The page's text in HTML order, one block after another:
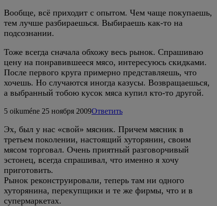
Вообще, всё приходит с опытом. Чем чаще покупаешь,
тем лучше разбираешься. Выбираешь как-то на
подсознании.
Тоже всегда сначала обхожу весь рынок. Спрашиваю
цену на понравившееся мясо, интересуюсь скидками.
После первого круга примерно представляешь, что
хочешь. Но случаются иногда казусы. Возвращаешься,
а выбранный тобою кусок мяса купил кто-то другой.
5 oikuméne 25 ноября 2009Ответить
Эх, был у нас «свой» мясник. Причем мясник в
третьем поколении, настоящий хуторянин, своим
мясом торговал. Очень приятный разговорчивый
эстонец, всегда спрашивал, что именно я хочу
приготовить.
Рынок реконструировали, теперь там ни одного
хуторянина, перекупщики и те же фирмы, что и в
супермаркетах.